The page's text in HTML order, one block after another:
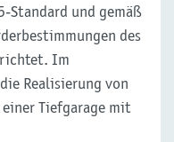
Standard und gemäß
des
Im
Realisierung von
Tiefgarage mit